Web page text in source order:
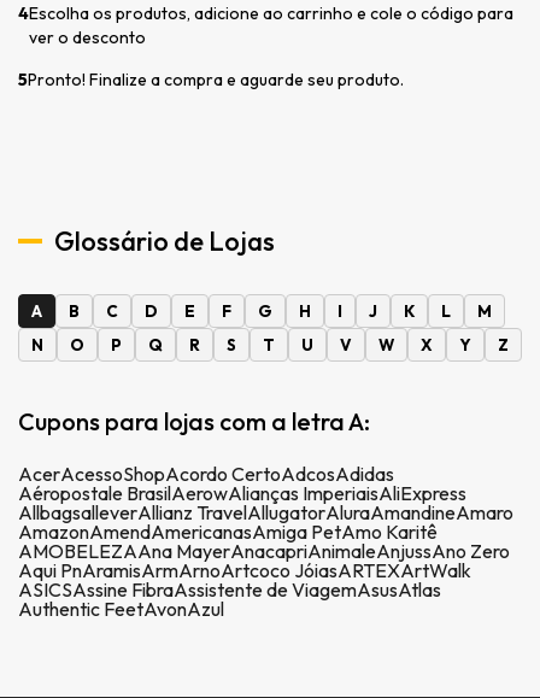
4Escolha os produtos, adicione ao carrinho e cole o código para
ver o desconto
5Pronto! Finalize a compra e aguarde seu produto.
Glossário de Lojas
A B C D E F G H I J K L
M
N
O P Q R S T U V W X Y Z
Cupons para lojas com a letra A:
AcerAcessoShopAcordo CertoAdcosAdidas
Aéropostale BrasilAerowAlianças ImperiaisAliExpress
AllbagsalleverAllianz TravelAllugatorAluraAmandineAmaro
AmazonAmendAmericanasAmiga PetAmo Karitê
AMOBELEZAAna MayerAnacapriAnimaleAnjussAno Zero
Aqui PnAramisArmArnoArtcoco JóiasARTEXArtWalk
ASICSAssine FibraAssistente de ViagemAsusAtlas
Authentic FeetAvonAzul